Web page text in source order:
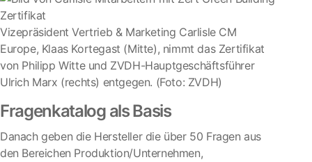
Vizepräsident Vertrieb & Marketing Carlisle CM
Europe, Klaas Kortegast (Mitte), nimmt das Zertifikat
von Philipp Witte und ZVDH-Hauptgeschäftsführer
Ulrich Marx (rechts) entgegen. (Foto: ZVDH)
Fragenkatalog als Basis
Danach geben die Hersteller die über 50 Fragen aus
den Bereichen Produktion/Unternehmen,